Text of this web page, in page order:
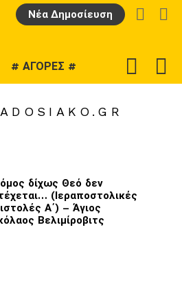
Νέα Δημοσίευση
LOGIN
# ΑΓΟΡΕΣ #
SKIN
δίχως Θεό δεν
(Ιεραποστολικές
Α΄) – Άγιος
Βελιμίροβιτς